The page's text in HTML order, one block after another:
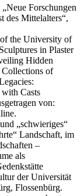
Forschungen
des Mittelalters“,
the University of
in Plaster
Hidden
of
Casts
von:
„schwieriges“
Landschaft, im
–
als
der Universität
Flossenbürg.